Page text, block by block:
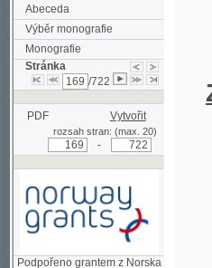
Výběr monografie
Monografie
Stránka
/722
PDF Vytvořit
rozsah stran: (max. 20)
Podpořeno grantem z Norska
prostřednictvím Norského